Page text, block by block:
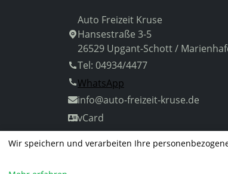
Auto Freizeit Kruse
Hansestraße 3-5
26529 Upgant-Schott /
Tel: 04934/4477
WhatsApp
info@auto-freizeit-kruse.de
vCard
Wir speichern und verarbeiten Ihre